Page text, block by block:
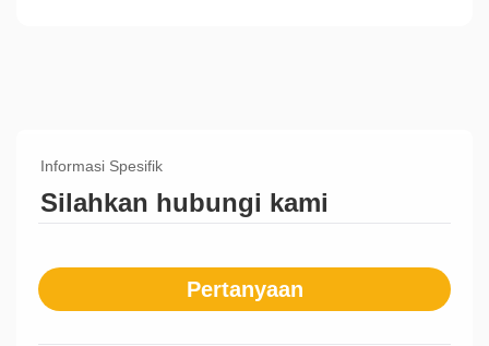
Informasi Spesifik
Silahkan hubungi kami
Pertanyaan